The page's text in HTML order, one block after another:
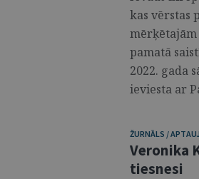
kas vērstas
pamatā
2022. gada
ieviesta ar
ŽURNĀLS /
Veronika
tiesnesi